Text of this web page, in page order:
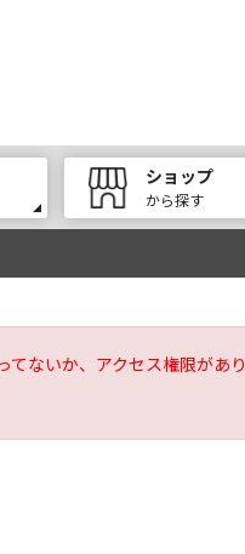
ショップ
から探す
ないか、アクセス権限があり